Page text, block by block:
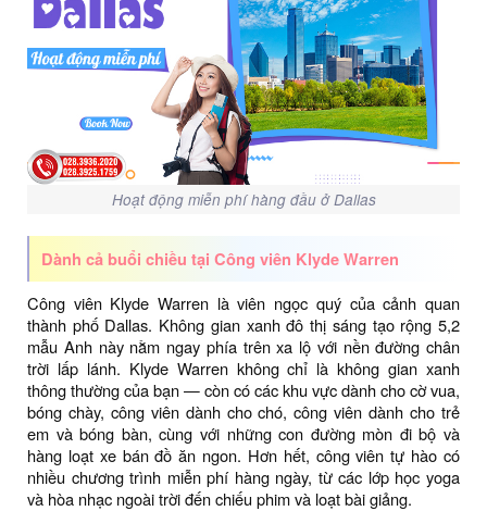
Hoạt động miễn phí hàng đầu ở Dallas
Dành cả buổi chiều tại Công viên Klyde Warren
Công viên Klyde Warren là viên ngọc quý của cảnh quan
thành phố Dallas. Không gian xanh đô thị sáng tạo rộng 5,2
mẫu Anh này nằm ngay phía trên xa lộ với nền đường chân
trời lấp lánh. Klyde Warren không chỉ là không gian xanh
thông thường của bạn — còn có các khu vực dành cho cờ vua,
bóng chày, công viên dành cho chó, công viên dành cho trẻ
em và bóng bàn, cùng với những con đường mòn đi bộ và
hàng loạt xe bán đồ ăn ngon. Hơn hết, công viên tự hào có
nhiều chương trình miễn phí hàng ngày, từ các lớp học yoga
và hòa nhạc ngoài trời đến chiếu phim và loạt bài giảng.